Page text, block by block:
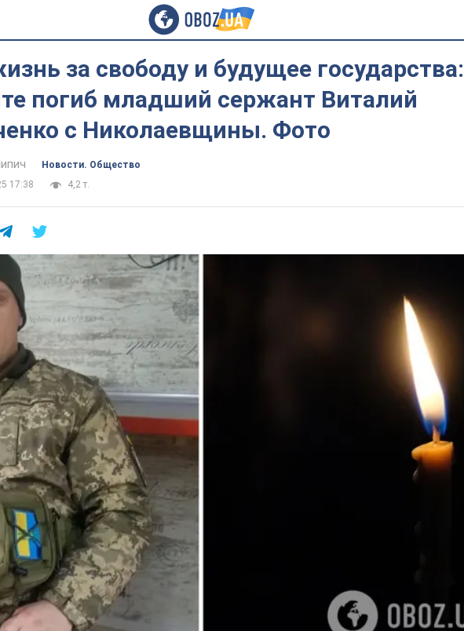
за свободу и будущее государства:
погиб младший сержант Виталий
с Николаевщины. Фото
Новости. Общество
17:38
4,2 т.